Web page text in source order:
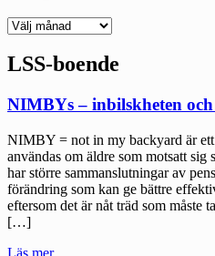
Deepedition
LSS-boende
NIMBYs – inbilskheten
NIMBY = not in my backyard är
användas om äldre som motsatt
har större sammanslutningar av
förändring som kan ge bättre
eftersom det är nåt träd som måste
[…]
Läs mer"NIMBYs